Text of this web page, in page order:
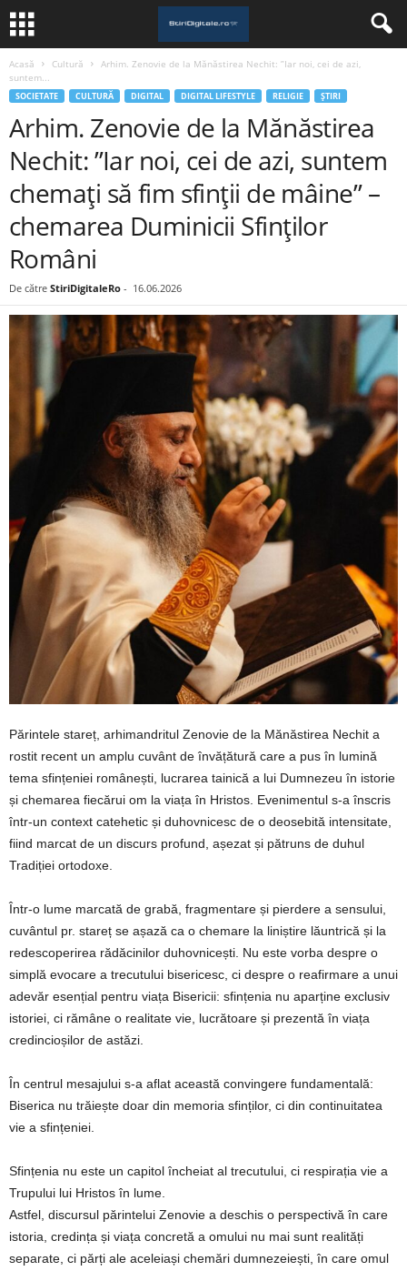
Acasă Cultură
Arhim. Zenovie de la Mănăstirea Nechit: ”Iar noi, cei de azi,
suntem...
SOCIETATE CULTURĂ DIGITAL DIGITAL LIFESTYLE RELIGIE ȘTIRI
Arhim. Zenovie de la Mănăstirea
Nechit: ”Iar noi, cei de azi, suntem
chemați să fim sfinții de mâine” –
chemarea Duminicii Sfinților
Români
De către StiriDigitaleRo - 16.06.2026
Părintele stareț, arhimandritul Zenovie de la Mănăstirea Nechit a
rostit recent un amplu cuvânt de învățătură care a pus în lumină
tema sfințeniei românești, lucrarea tainică a lui Dumnezeu în istorie
și chemarea fiecărui om la viața în Hristos. Evenimentul s-a înscris
într-un context catehetic și duhovnicesc de o deosebită intensitate,
fiind marcat de un discurs profund, așezat și pătruns de duhul
Tradiției ortodoxe.
Într-o lume marcată de grabă, fragmentare și pierdere a sensului,
cuvântul pr. stareț se așază ca o chemare la liniștire lăuntrică și la
redescoperirea rădăcinilor duhovnicești. Nu este vorba despre o
simplă evocare a trecutului bisericesc, ci despre o reafirmare a unui
adevăr esențial pentru viața Bisericii: sfințenia nu aparține exclusiv
istoriei, ci rămâne o realitate vie, lucrătoare și prezentă în viața
credincioșilor de astăzi.
În centrul mesajului s-a aflat această convingere fundamentală:
Biserica nu trăiește doar din memoria sfinților, ci din continuitatea
vie a sfințeniei.
Sfințenia nu este un capitol încheiat al trecutului, ci respirația vie a
Trupului lui Hristos în lume.
Astfel, discursul părintelui Zenovie a deschis o perspectivă în care
istoria, credința și viața concretă a omului nu mai sunt realități
separate, ci părți ale aceleiași chemări dumnezeiești, în care omul